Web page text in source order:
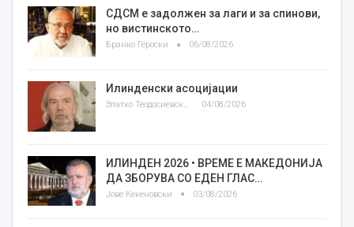
СДСМ е задолжен за лаги и за спинови,
но вистинското…
Бранко Героски 06/08/2026
Илинденски асоцијации
Златко Теодосиевски 04/08/2026
ИЛИНДЕН 2026 • ВРЕМЕ Е МАКЕДОНИЈА
ДА ЗБОРУВА СО ЕДЕН ГЛАС…
Јове Кекеновски 03/08/2026